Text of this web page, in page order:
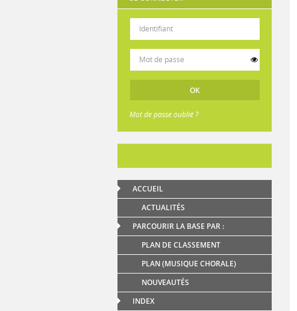
Mot de passe oublié ?
ACCUEIL
ACTUALITÉS
PARCOURIR LA BASE PAR :
PLAN DE CLASSEMENT
PLAN (MUSIQUE CHORALE)
NOUVEAUTÉS
INDEX